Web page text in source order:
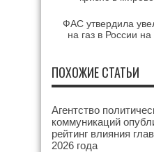
ФАС утвердила
на газ в России
ПОХОЖИЕ СТАТЬИ
Агентство
коммуникаций
рейтинг влияния
2026 года